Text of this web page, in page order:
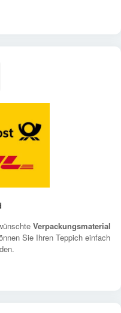
Verpackungsmaterial
Sie Ihren Teppich einfach